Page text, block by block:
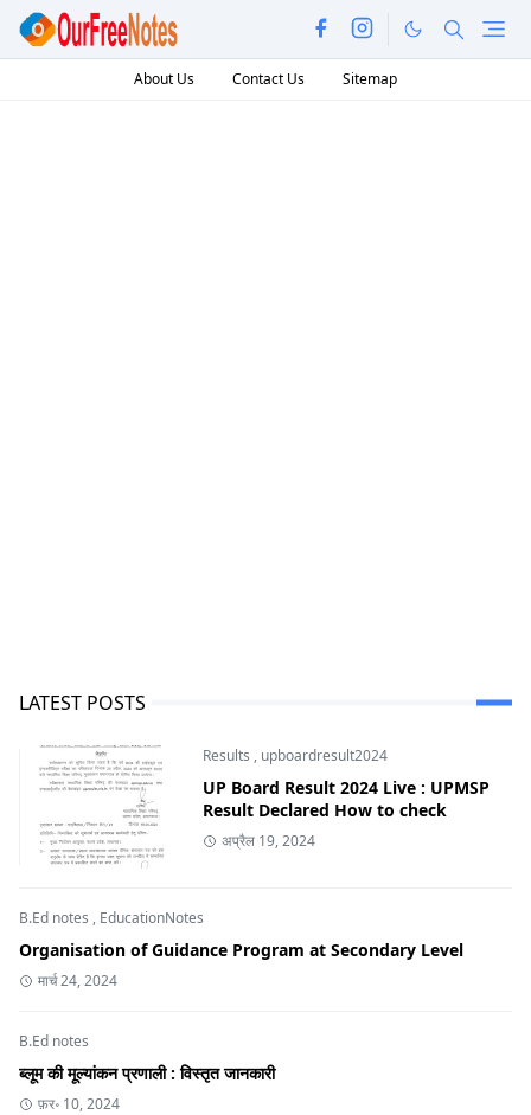
About Us Contact Us Sitemap
LATEST POSTS
Results , upboardresult2024
UP Board Result 2024 Live : UPMSP
Result Declared How to check
अप्रैल 19, 2024
B.Ed notes , EducationNotes
Organisation of Guidance Program at Secondary Level
मार्च 24, 2024
B.Ed notes
ब्लूम की मूल्यांकन प्रणाली : विस्तृत जानकारी
फ़र॰ 10, 2024